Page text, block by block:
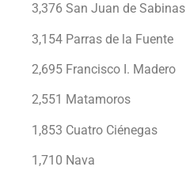
3,376 San Juan de Sabinas
3,154 Parras de la Fuente
2,695 Francisco I. Madero
2,551 Matamoros
1,853 Cuatro Ciénegas
1,710 Nava